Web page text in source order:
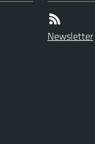
Newsletter